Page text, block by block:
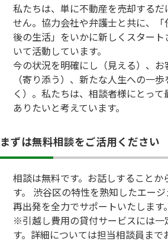
私たちは、単に不動産を売却する
せん。協力会社や弁護士と共に、
後の生活」をいかに新しくスター
いて活動しています。
今の状況を明確にし（見える）、
（寄り添う）、新たな人生への一
く）。私たちは、相談者様にとっ
ありたいと考えています。
まずは無料相談をご活用ください
相談は無料です。お話しすることか
す。 渋谷区の特性を熟知したエー
再出発を全力でサポートいたします。
※引越し費用の貸付サービスには一
す。詳細については担当相談員まで